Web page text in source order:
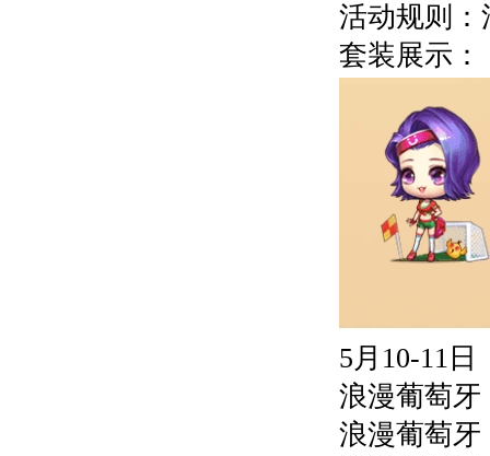
活动规则
套装展示：
5月10-11日
浪漫葡萄牙
浪漫葡萄牙